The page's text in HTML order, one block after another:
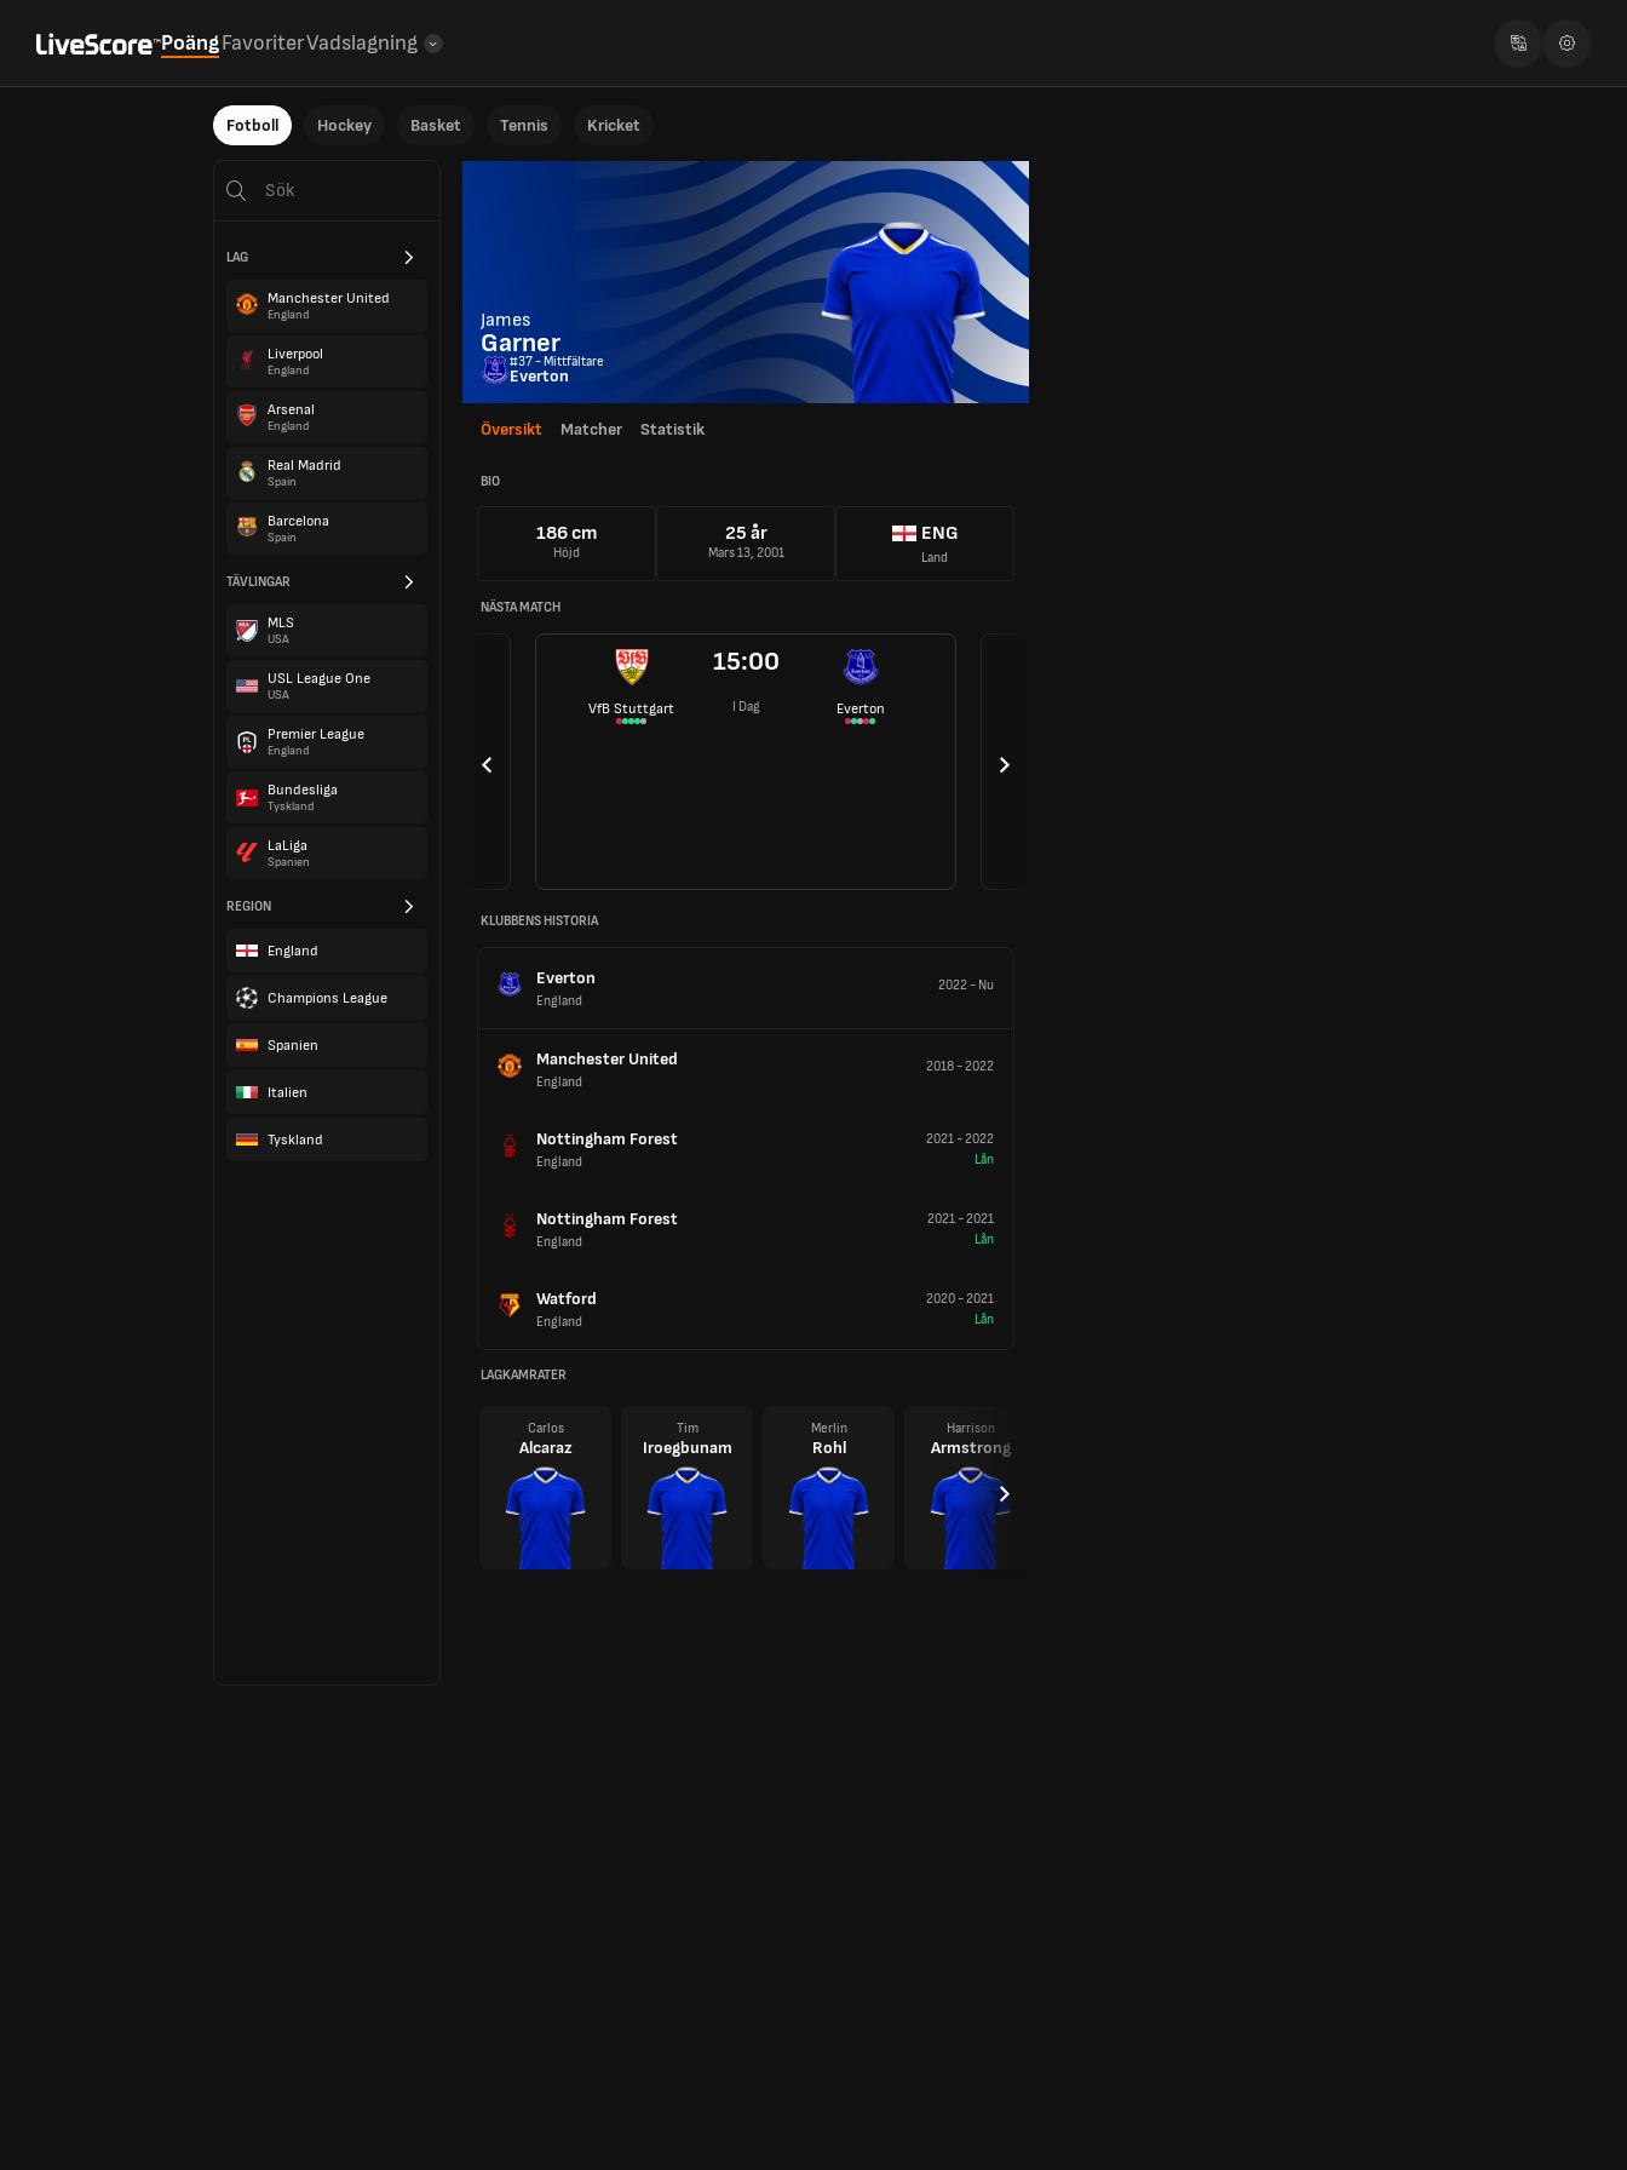
PoängFavoriterVadslagning
Fotboll Hockey Basket Tennis Kricket
LAG
Manchester United
England
Liverpool
England
Arsenal
England
Real Madrid
Spain
Barcelona
Spain
TÄVLINGAR
MLS
USA
USL League One
USA
Premier League
England
Bundesliga
Tyskland
LaLiga
Spanien
REGION
England
Champions League
Spanien
Italien
Tyskland
James
Garner
#37 - Mittfältare
Everton
Översikt Matcher Statistik
BIO
186 cm
Höjd
25 år
Mars 13, 2001
ENG
Land
NÄSTA MATCH
VfB Stuttgart
15:00
I Dag Everton
KLUBBENS HISTORIA
Everton
England
2022- Nu
Manchester United
England
2018-2022
Nottingham Forest
England
2021-2022
Lån
Nottingham Forest
England
2021-2021
Lån
Watford
England
2020-2021
Lån
LAGKAMRATER
Carlos
Alcaraz
Tim
Iroegbunam
Merlin
Rohl
Harrison
Armstrong